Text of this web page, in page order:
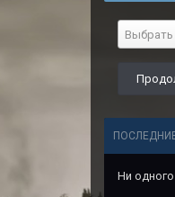
Выбрать
Ни